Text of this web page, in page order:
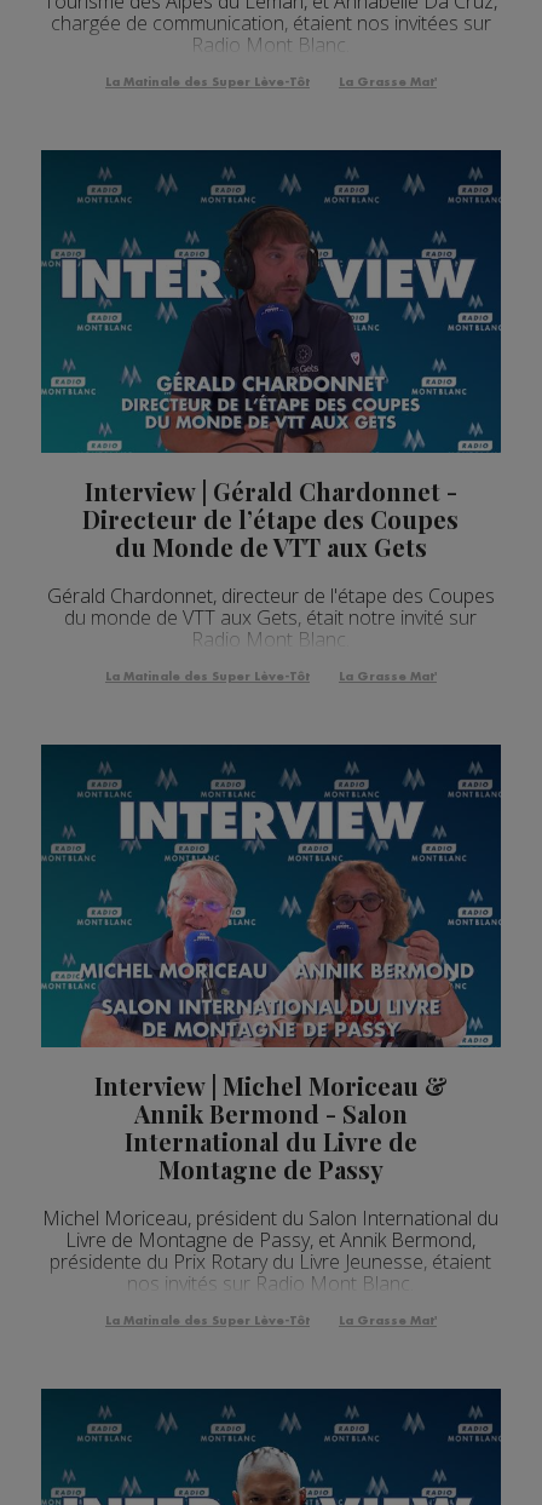
chargée de communication, étaient nos invitées sur
Radio Mont Blanc.
La Matinale des Super Lève-Tôt La Grasse Mat'
Interview | Gérald Chardonnet -
Directeur de l’étape des Coupes
du Monde de VTT aux Gets
Gérald Chardonnet, directeur de l'étape des Coupes
du monde de VTT aux Gets, était notre invité sur
Radio Mont Blanc.
La Matinale des Super Lève-Tôt La Grasse Mat'
Interview | Michel Moriceau &
Annik Bermond - Salon
International du Livre de
Montagne de Passy
Michel Moriceau, président du Salon International du
Livre de Montagne de Passy, et Annik Bermond,
présidente du Prix Rotary du Livre Jeunesse, étaient
nos invités sur Radio Mont Blanc.
La Matinale des Super Lève-Tôt La Grasse Mat'